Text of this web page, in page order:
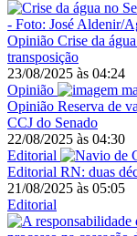
Opinião Crise da
transposição
23/08/2025 às 04:24
Opinião
Opinião Reserva de
CCJ do Senado
22/08/2025 às 04:30
Editorial
Editorial RN: duas
21/08/2025 às 05:05
Editorial